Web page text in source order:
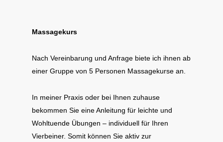
Massagekurs
Nach Vereinbarung und Anfrage biete ich ihnen ab
einer Gruppe von 5 Personen Massagekurse an.
In meiner Praxis oder bei Ihnen zuhause
bekommen Sie eine Anleitung für leichte und
Wohltuende Übungen – individuell für Ihren
Vierbeiner. Somit können Sie aktiv zur